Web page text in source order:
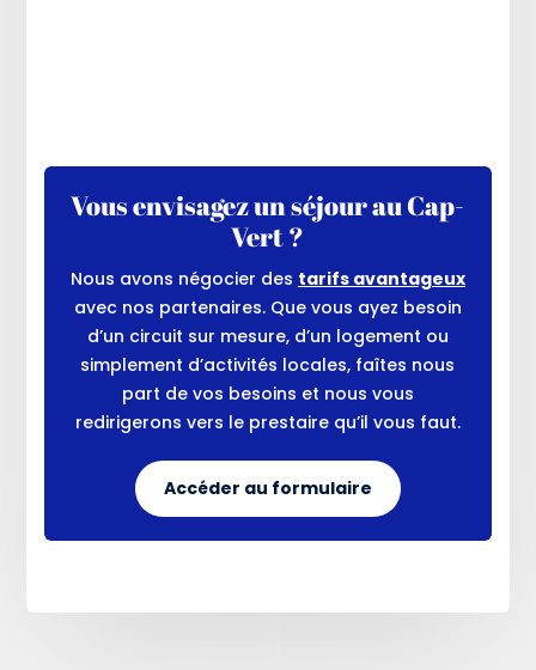
Vous envisagez un séjour au Cap-
Vert ?
Nous avons négocier des tarifs avantageux
avec nos partenaires. Que vous ayez besoin
d’un circuit sur mesure, d’un logement ou
simplement d’activités locales, faîtes nous
part de vos besoins et nous vous
redirigerons vers le prestaire qu’il vous faut.
Accéder au formulaire